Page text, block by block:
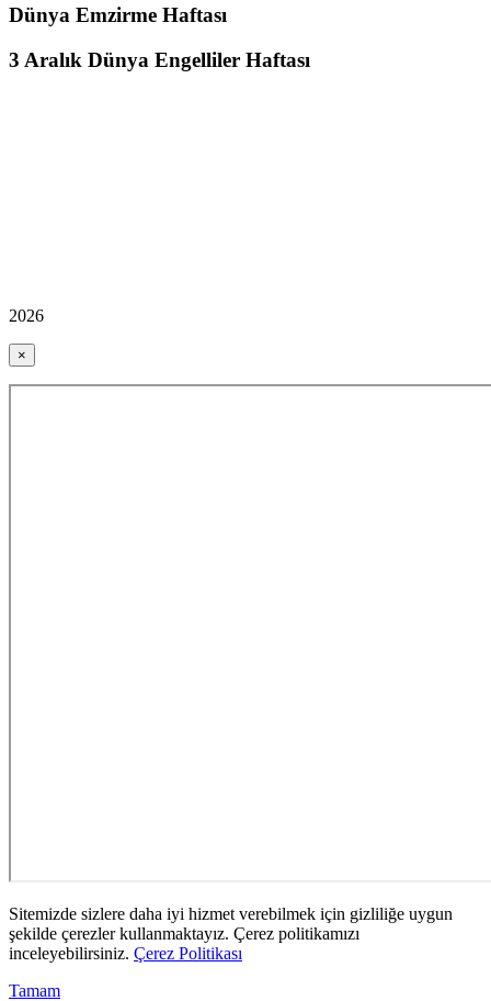
Dünya Emzirme Haftası
3 Aralık Dünya Engelliler Haftası
2026
×
Sitemizde sizlere daha iyi hizmet verebilmek için gizliliğe uygun
şekilde çerezler kullanmaktayız. Çerez politikamızı
inceleyebilirsiniz. Çerez Politikası
Tamam